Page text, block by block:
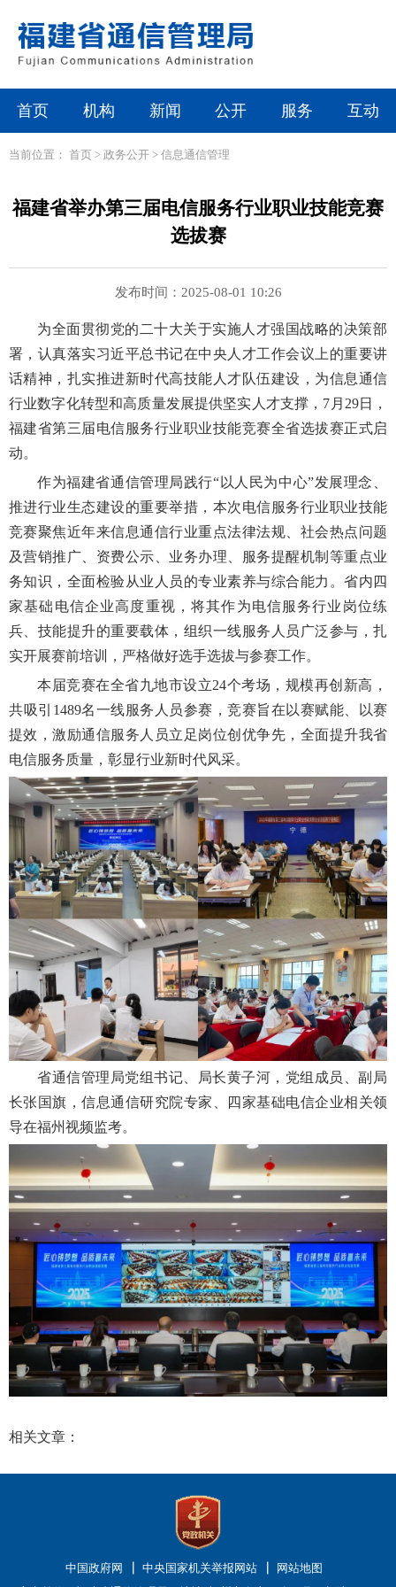
首页 机构 新闻 公开 服务 互动
当前位置： 首页 > 政务公开 > 信息通信管理
福建省举办第三届电信服务行业职业技能竞赛
选拔赛
发布时间：2025-08-01 10:26
为全面贯彻党的二十大关于实施人才强国战略的决策部
署，认真落实习近平总书记在中央人才工作会议上的重要讲
话精神，扎实推进新时代高技能人才队伍建设，为信息通信
行业数字化转型和高质量发展提供坚实人才支撑，7月29日，
福建省第三届电信服务行业职业技能竞赛全省选拔赛正式启
动。
作为福建省通信管理局践行“以人民为中心”发展理念、
推进行业生态建设的重要举措，本次电信服务行业职业技能
竞赛聚焦近年来信息通信行业重点法律法规、社会热点问题
及营销推广、资费公示、业务办理、服务提醒机制等重点业
务知识，全面检验从业人员的专业素养与综合能力。省内四
家基础电信企业高度重视，将其作为电信服务行业岗位练
兵、技能提升的重要载体，组织一线服务人员广泛参与，扎
实开展赛前培训，严格做好选手选拔与参赛工作。
本届竞赛在全省九地市设立24个考场，规模再创新高，
共吸引1489名一线服务人员参赛，竞赛旨在以赛赋能、以赛
提效，激励通信服务人员立足岗位创优争先，全面提升我省
电信服务质量，彰显行业新时代风采。
省通信管理局党组书记、局长黄子河，党组成员、副局
长张国旗，信息通信研究院专家、四家基础电信企业相关领
导在福州视频监考。
相关文章：
中国政府网 中央国家机关举报网站
网站地图